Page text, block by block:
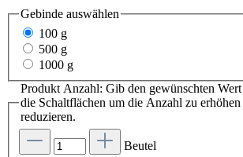
Gebinde auswählen
100 g
500 g
1000 g
Produkt Anzahl: Gib den gewünschten
die Schaltflächen um die Anzahl zu
reduzieren.
Beutel